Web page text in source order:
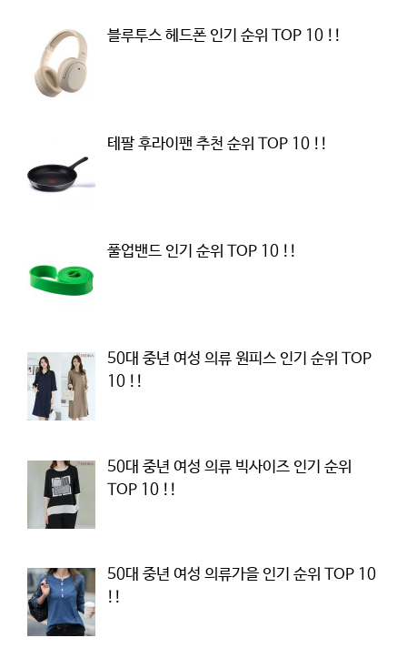
블루투스 헤드폰 인기 순위 TOP 10 !!
테팔 후라이팬 추천 순위 TOP 10 !!
풀업밴드 인기 순위 TOP 10 !!
50대 중년 여성 의류 원피스 인기 순위 TOP
10 !!
50대 중년 여성 의류 빅사이즈 인기 순위
TOP 10 !!
50대 중년 여성 의류가을 인기 순위 TOP 10
!!